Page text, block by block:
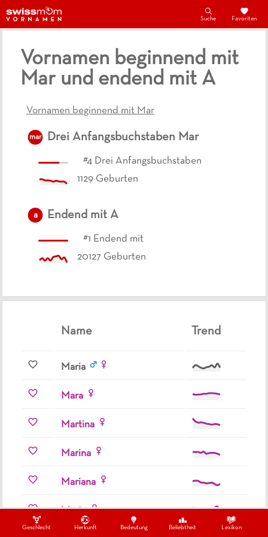
Geschlecht Herkunft Bedeutung Beliebtheit Lexikon
Suche Favoriten
Vornamen beginnend mit
Mar und endend mit A
Vornamen beginnend mit Mar
mar Drei Anfangsbuchstaben Mar
#4 Drei Anfangsbuchstaben
1129 Geburten
a Endend mit A
#1 Endend mit
20127 Geburten
Name Trend
Maria
Mara
Martina
Marina
Mariana
Marta